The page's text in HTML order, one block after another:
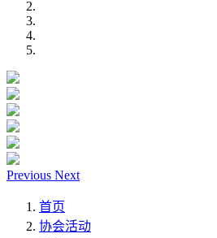
Previous Next
首页
协会活动